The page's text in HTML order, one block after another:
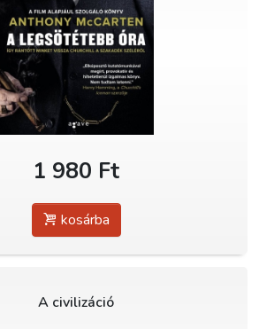
1 980 Ft
kosárba
A civilizáció